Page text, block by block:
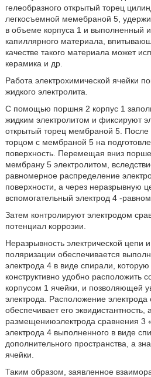
гелеобразного открытый торец
легкосъемной мемебраной 5,
в объеме корпуса 1 и выполненный
капиллярного материала,
качестве такого материала может
керамика и др.
Работа электрохимической ячейки
жидкого электролита.
С помощью поршня 2 корпус 1
жидким электролитом и фиксируют
открытый торец мембраной 5. После
торцом с мембраной 5 на
поверхность. Перемещая вниз
мембрану 5 электролитом,
равномерное распределение
поверхности, а через неразрывную
вспомогательный электрод 4 -
Затем контролируют электродом
потенциал коррозии.
Неразрывность электрической цепи
поляризации обеспечивается
электрода 4 в виде спирали,
конструктивно удобно расположить
корпусом 1 ячейки, и позволяющей
электрода. Расположение
обеспечивает его эквидистантность,
размещениюэлектрода сравнения 3
электрода 4 выполненного в виде
дополнительного пространства, а
ячейки.
Таким образом, заявленное